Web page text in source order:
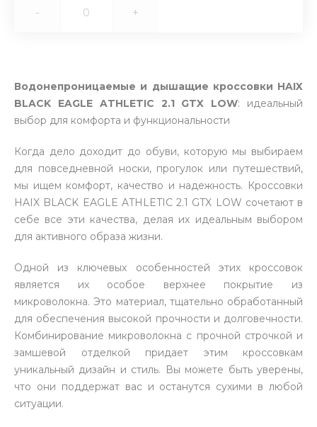
- +
Водонепроницаемые и дышащие кроссовки HAIX
BLACK EAGLE ATHLETIC 2.1 GTX LOW: идеальный
выбор для комфорта и функциональности
Когда дело доходит до обуви, которую мы выбираем
для повседневной носки, прогулок или путешествий,
мы ищем комфорт, качество и надежность. Кроссовки
HAIX BLACK EAGLE ATHLETIC 2.1 GTX LOW сочетают в
себе все эти качества, делая их идеальным выбором
для активного образа жизни.
Одной из ключевых особенностей этих кроссовок
является их особое верхнее покрытие из
микроволокна. Это материал, тщательно обработанный
для обеспечения высокой прочности и долговечности.
Комбинирование микроволокна с прочной строчкой и
замшевой отделкой придает этим кроссовкам
уникальный дизайн и стиль. Вы можете быть уверены,
что они поддержат вас и останутся сухими в любой
ситуации.